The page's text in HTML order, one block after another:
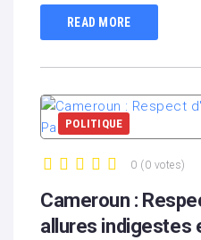
READ MORE
POLITIQUE
0 ( 0 votes)
Cameroun :
allures indigestes